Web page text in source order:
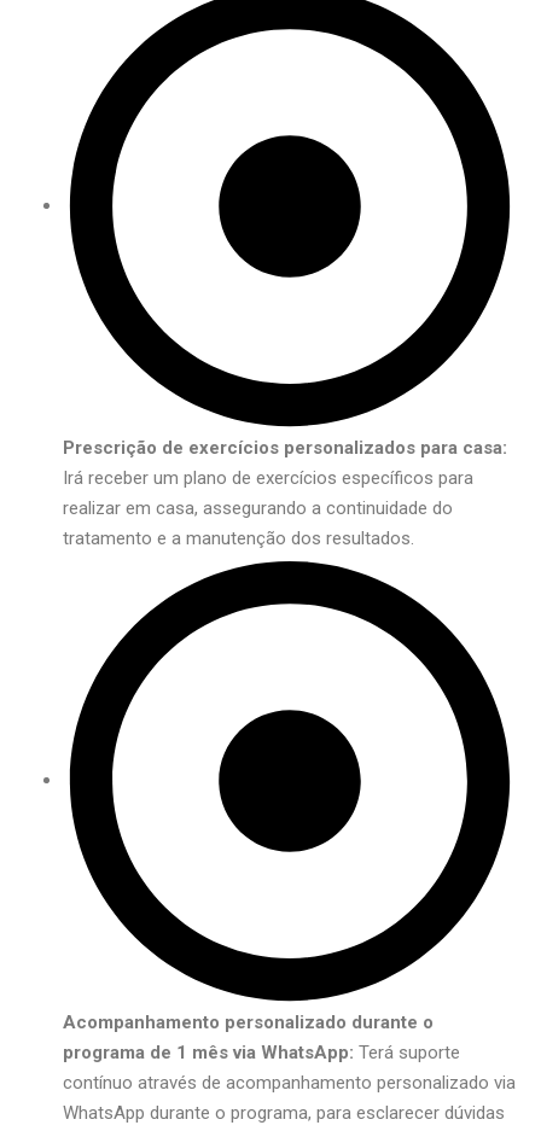
Prescrição de exercícios personalizados para casa:
Irá receber um plano de exercícios específicos para
realizar em casa, assegurando a continuidade do
tratamento e a manutenção dos resultados.
Acompanhamento personalizado durante o
programa de 1 mês via WhatsApp: Terá suporte
contínuo através de acompanhamento personalizado via
WhatsApp durante o programa, para esclarecer dúvidas